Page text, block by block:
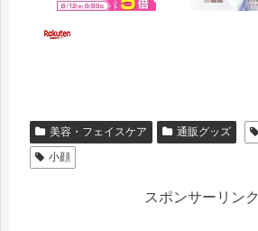
美容・フェイスケア 通販グッズ
小顔
スポンサーリンク